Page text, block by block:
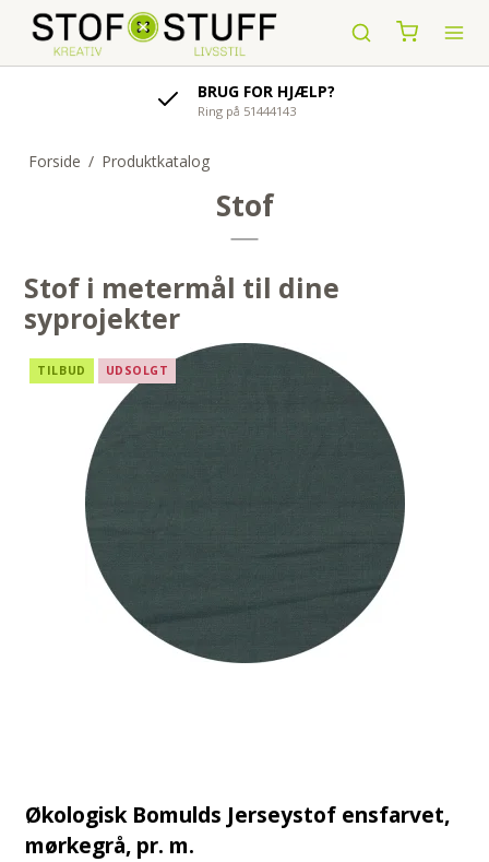
BRUG FOR HJÆLP?
Ring på 51444143
Forside / Produktkatalog
Stof
Stof i metermål til dine
syprojekter
TILBUD UDSOLGT
Økologisk Bomulds Jerseystof ensfarvet,
mørkegrå, pr. m.